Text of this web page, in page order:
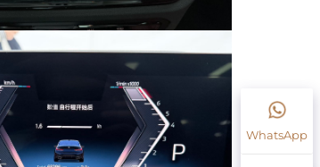
WhatsApp